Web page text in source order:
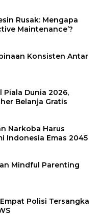
Rusak: Mengapa
Maintenance’?
Konsisten Antar
Piala Dunia 2026,
Belanja Gratis
Narkoba Harus
Indonesia Emas 2045
Mindful Parenting
Polisi Tersangka